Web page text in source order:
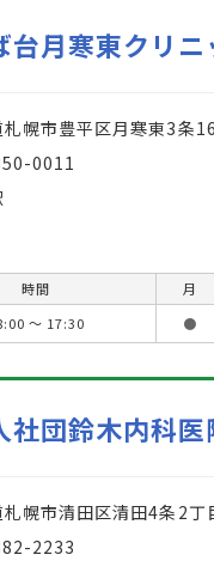
台月寒東クリニ
札幌市豊平区月寒東3条
0011
時間 月
～ 17:30
●
社団鈴木内科医
札幌市清田区清田4条2丁
2233